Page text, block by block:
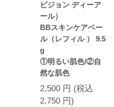
ビジョン ディーア
ール）
BBスキンケアベー
ル（レフィル ） 9.5
g
①明るい肌色/②自
然な肌色
2,500 円 (税込
2,750 円)